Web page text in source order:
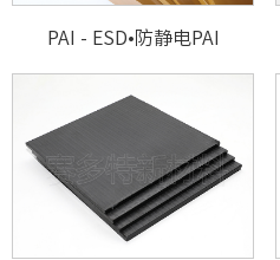
PAI - ESD•防静电PAI